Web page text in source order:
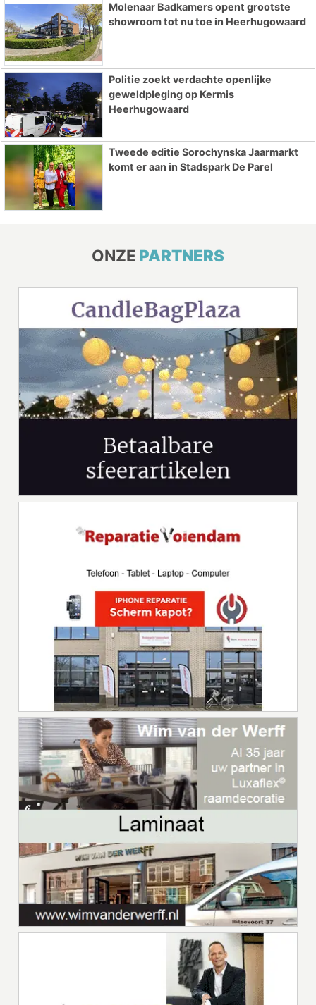
Molenaar Badkamers opent grootste
showroom tot nu toe in Heerhugowaard
Politie zoekt verdachte openlijke
geweldpleging op Kermis
Heerhugowaard
Tweede editie Sorochynska Jaarmarkt
komt er aan in Stadspark De Parel
ONZE PARTNERS